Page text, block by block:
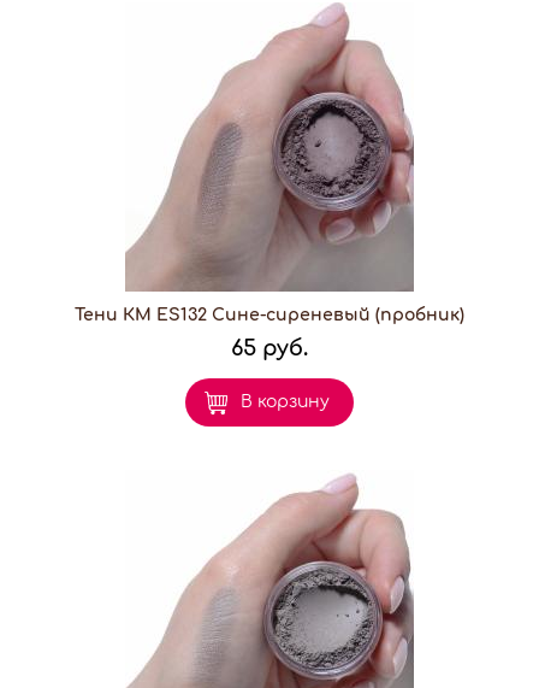
Тени КМ ES132 Сине-сиреневый (пробник)
65 руб.
В корзину